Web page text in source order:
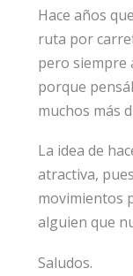
Hace años
ruta por
pero siempre
porque
muchos más
La idea de
atractiva,
movimientos
alguien que
Saludos.